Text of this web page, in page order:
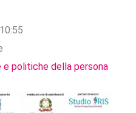
10:55
e politiche della persona